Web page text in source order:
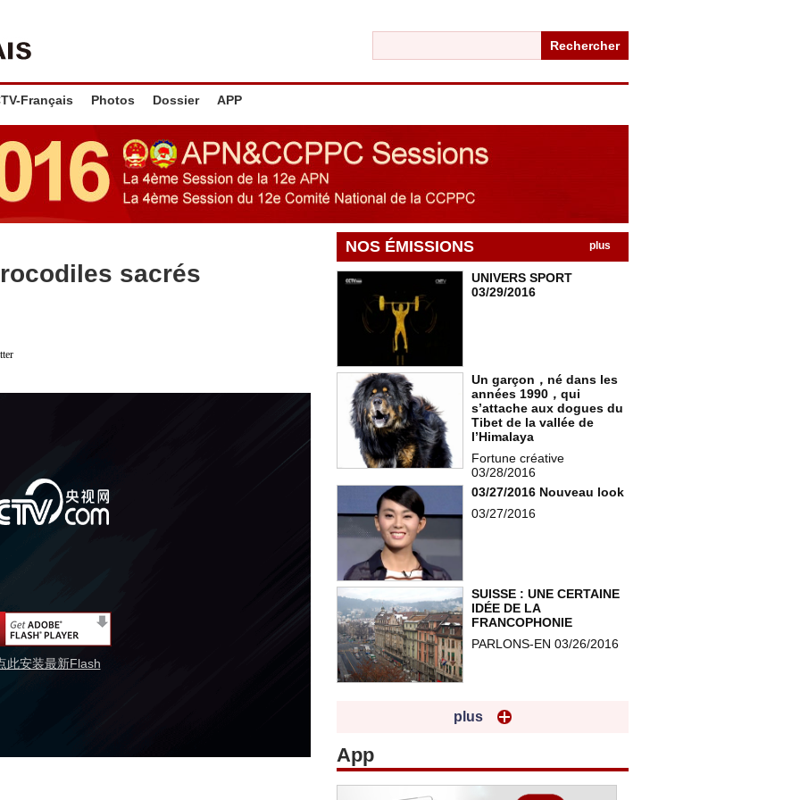
Rechercher
Français Photos Dossier APP
sacrés
此安装最新Flash
NOS ÉMISSIONS plus
UNIVERS SPORT
03/29/2016
Un garçon，né dans les
années 1990，qui
s’attache aux dogues du
Tibet de la vallée de
l’Himalaya
Fortune créative
03/28/2016
03/27/2016 Nouveau look
03/27/2016
SUISSE : UNE CERTAINE
IDÉE DE LA
FRANCOPHONIE
PARLONS-EN 03/26/2016
plus
App